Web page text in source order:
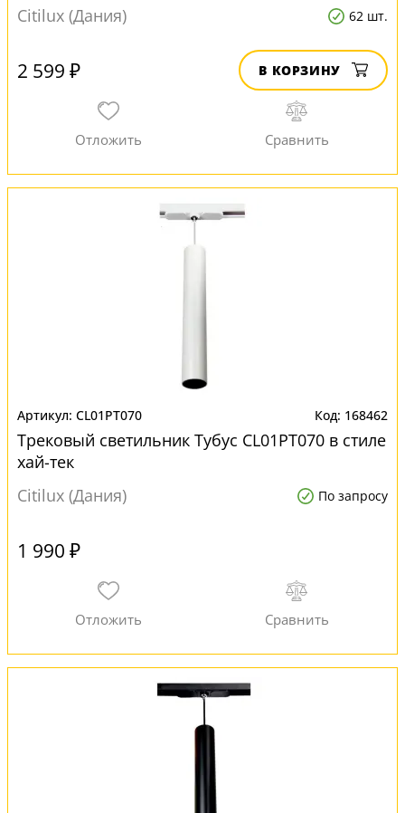
Citilux (Дания)
62 шт.
2 599 ₽ В КОРЗИНУ
CL01PT070 168462
Трековый светильник Тубус CL01PT070 в стиле
хай-тек
Citilux (Дания)
По запросу
1 990 ₽